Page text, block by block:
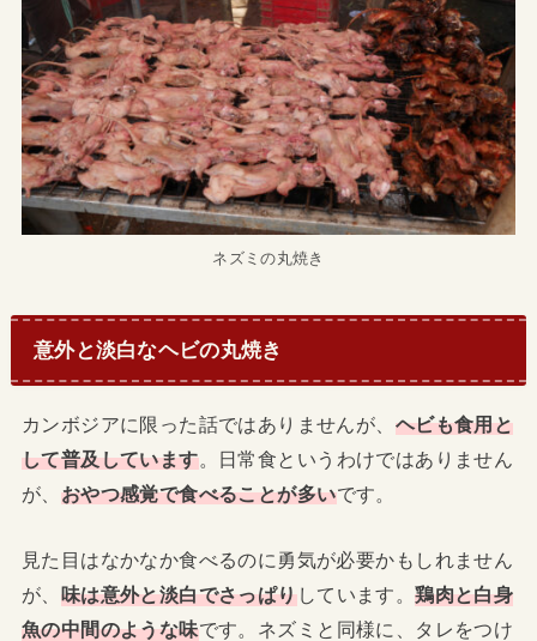
ネズミの丸焼き
意外と淡白なヘビの丸焼き
カンボジアに限った話ではありませんが、 ヘビも食用と
して普及しています。日常食というわけではありません
が、 おやつ感覚で食べることが多いです。
見た目はなかなか食べるのに勇気が必要かもしれません
が、 味は意外と淡白でさっぱりしています。鶏肉と白身
魚の中間のような味です。ネズミと同様に、タレをつけ